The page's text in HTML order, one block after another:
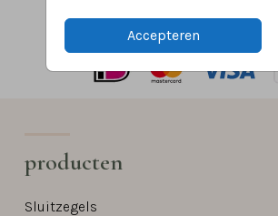
Accepteren
producten
Sluitzegels